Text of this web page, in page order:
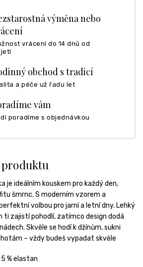
výměna nebo
vrácení do 14 dnů od
obchod s tradicí
a péče už řadu let
vám
poradíme s objednávkou
je ideálním kouskem pro každý den,
šmrnc. S moderním vzorem a
volbou pro jarní a letní dny. Lehký
ti zajistí pohodlí, zatímco design dodá
Skvěle se hodí k džínům, sukni
– vždy budeš vypadat skvěle
% elastan